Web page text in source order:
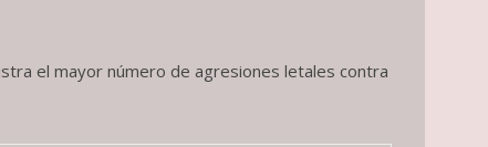
el mayor número de agresiones letales contra